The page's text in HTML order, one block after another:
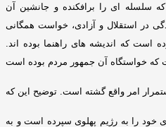
که سلسله ای را برافکنده و جانشین آن
در استقلال و آزادی، خواست همگانی
است که اندیشه های راهنما بوده اند
که خواستگاه آن جمهور مردم بوده است
امر واقع گشته است توضیح این که
خود را به رﮊیم پهلوی سپرده است و به